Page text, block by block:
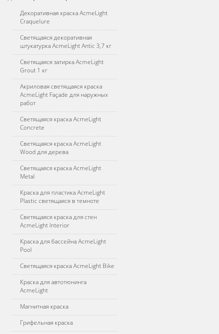
Декоративная краска AcmeLight
Craquelure
Светящаяся декоративная
штукатурка AcmeLight Antic 3,7 кг
Светящаяся затирка AcmeLight
Grout 1 кг
Акриловая светящаяся краска
AcmeLight Façade для наружных
работ
Светящаяся краска AcmeLight
Concrete
Светящаяся краска AcmeLight
Wood для дерева
Светящаяся краска AcmeLight
Metal
Краска для пластика AcmeLight
Plastic светящаяся в темноте
Светящаяся краска для стен
AcmeLight Interior
Краска для бассейна AcmeLight
Pool
Светящаяся краска AcmeLight Bike
Краска для автотюнинга
AcmeLight
Магнитная краска
Грифельная краска